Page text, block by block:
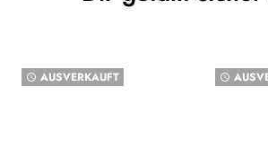
watch_later AUSVERKAUFT watch_later